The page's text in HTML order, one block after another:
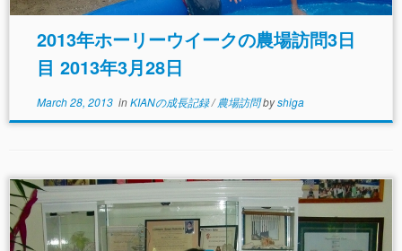
2013年ホーリーウイークの農場訪問3日
目 2013年3月28日
March 28, 2013inKIANの成長記録/農場訪問byshiga